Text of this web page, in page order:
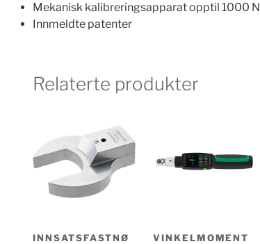
Mekanisk kalibreringsapparat opptil 1000
Innmeldte patenter
Relaterte produkter
INNSATSFASTNØ VINKELMOMENT